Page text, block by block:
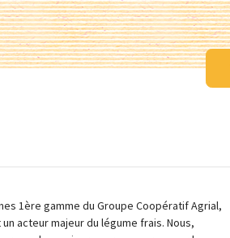
1ère gamme du Groupe Coopératif Agrial,
acteur majeur du légume frais. Nous,